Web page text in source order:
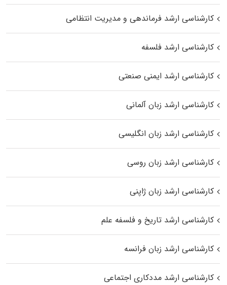
کارشناسی ارشد فرماندهی و مدیریت انتظامی
کارشناسی ارشد فلسفه
کارشناسی ارشد ایمنی صنعتی
کارشناسی ارشد زبان آلمانی
کارشناسی ارشد زبان انگلیسی
کارشناسی ارشد زبان روسی
کارشناسی ارشد زبان ژاپنی
کارشناسی ارشد تاریخ و فلسفه علم
کارشناسی ارشد زبان فرانسه
کارشناسی ارشد مددکاری اجتماعی